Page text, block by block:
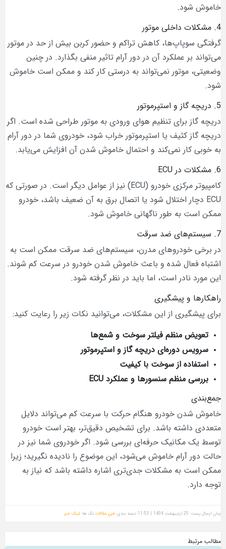
خاموش شود.
4. مشکلات داخلی موتور
گرفتگی سوپاپ‌ها، کاهش تراکم و حضور کربن بیش از حد در موتور
می‌تواند بر عملکرد آن در دور آرام تاثیر منفی بگذارد. در چنین
وضعیتی، موتور نمی‌تواند به درستی کار کند و ممکن است خاموش
شود.
5. دریچه گاز و استپرموتور
دریچه گاز برای تنظیم هوای ورودی به موتور طراحی شده است. اگر
دریچه گاز کثیف یا استپرموتور خراب شود، خودروی شما در دور آرام
به خوبی کار نمی‌کند و احتمال خاموش شدن آن افزایش می‌یابد.
6. مشکلات در ECU
کامپیوتر مرکزی خودرو (ECU) نیز از عوامل دیگر است. در صورتی که
ECU دچار اختلال شود یا اتصال برق به آن ضعیف باشد، خودرو
ممکن است به طور ناگهانی خاموش شود.
7. سیستم‌های ضد سرقت
در برخی خودروهای مدرن، سیستم‌های ضد سرقت ممکن است به
اشتباه فعال شده و باعث خاموش شدن خودرو در سرعت کم شوند.
این مورد نادر است، اما باید در نظر گرفته شود.
راهکارها و پیشگیری
برای پیشگیری از این مشکلات، می‌توانید نکات زیر را رعایت کنید:
تعویض منظم فیلتر سوخت و شمع‌ها
سرویس دوره‌ای دریچه گاز و استپرموتور
استفاده از سوخت با کیفیت
بررسی منظم سنسورها و عملکرد
جمع‌بندی
خاموش شدن خودرو هنگام حرکت با سرعت کم می‌تواند دلایل
متعددی داشته باشد. برای تشخیص دقیق‌تر، بهتر است خودرو
توسط یک مکانیک حرفه‌ای بررسی شود. اگر خودروی شما نیز در
حالت دور آرام خاموش می‌شود، این موضوع را نادیده نگیرید؛ زیرا
ممکن است به مشکلات جدی‌تری اشاره داشته باشد که نیاز به
توجه دارد.
زمان ارسال پست: 25 اردیبهشت 1404 | 11:53 دسته بندی: فنی, مقالات تگ ها: لینک خبر
مطالب مرتبط